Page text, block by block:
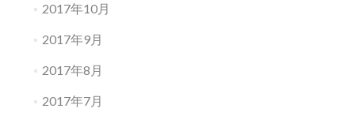
2017年10月
2017年9月
2017年8月
2017年7月